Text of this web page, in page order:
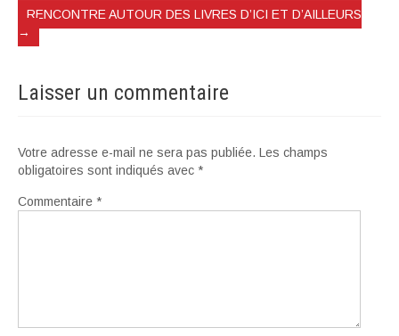
RENCONTRE AUTOUR DES LIVRES D’ICI ET D’AILLEURS
→
Laisser un commentaire
Votre adresse e-mail ne sera pas publiée. Les champs
obligatoires sont indiqués avec *
Commentaire *